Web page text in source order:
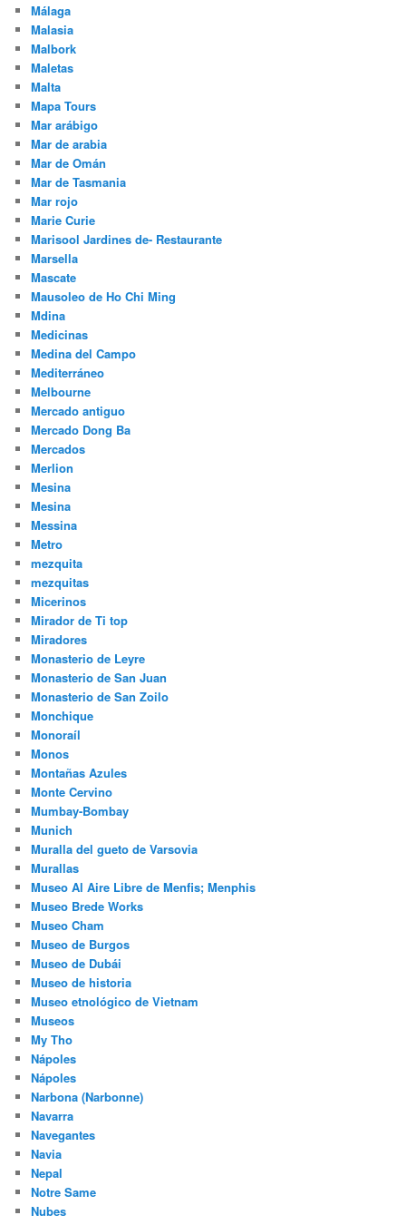
Málaga
Malasia
Malbork
Maletas
Malta
Mapa Tours
Mar arábigo
Mar de arabia
Mar de Omán
Mar de Tasmania
Mar rojo
Marie Curie
Marisool Jardines de- Restaurante
Marsella
Mascate
Mausoleo de Ho Chi Ming
Mdina
Medicinas
Medina del Campo
Mediterráneo
Melbourne
Mercado antiguo
Mercado Dong Ba
Mercados
Merlion
Mesina
Mesina
Messina
Metro
mezquita
mezquitas
Micerinos
Mirador de Ti top
Miradores
Monasterio de Leyre
Monasterio de San Juan
Monasterio de San Zoilo
Monchique
Monoraíl
Monos
Montañas Azules
Monte Cervino
Mumbay-Bombay
Munich
Muralla del gueto de Varsovia
Murallas
Museo Al Aire Libre de Menfis; Menphis
Museo Brede Works
Museo Cham
Museo de Burgos
Museo de Dubái
Museo de historia
Museo etnológico de Vietnam
Museos
My Tho
Nápoles
Nápoles
Narbona (Narbonne)
Navarra
Navegantes
Navia
Nepal
Notre Same
Nubes